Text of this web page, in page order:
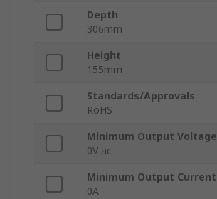
Depth
306mm
Height
155mm
Standards/Approvals
RoHS
Minimum Output Voltage
0V ac
Minimum Output Current
0A